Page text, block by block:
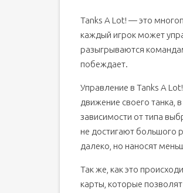
Tanks A Lot! — это
каждый игрок может
разыгрываются
побеждает.
Управление в Tanks A
движение своего танка,
зависимости от типа
не достигают большого
далеко, но наносят
Так же, как это
карты, которые